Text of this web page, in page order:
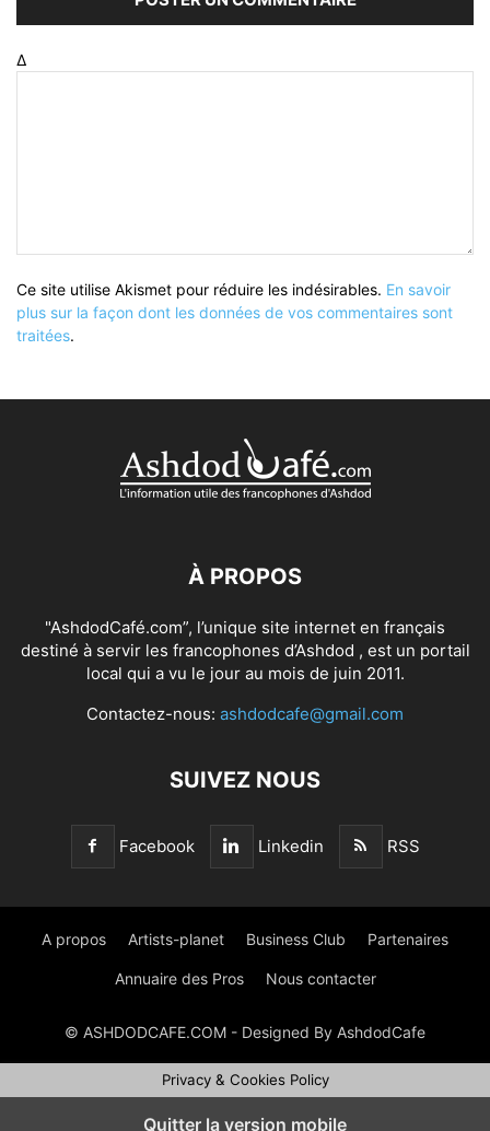
Δ
Ce site utilise Akismet pour réduire les indésirables. En savoir
plus sur la façon dont les données de vos commentaires sont
traitées.
À PROPOS
"AshdodCafé.com”, l’unique site internet en français
destiné à servir les francophones d’Ashdod , est un portail
local qui a vu le jour au mois de juin 2011.
Contactez-nous: ashdodcafe@gmail.com
SUIVEZ NOUS
Facebook Linkedin RSS
A propos Artists-planet Business Club Partenaires
Annuaire des Pros Nous contacter
© ASHDODCAFE.COM - Designed By AshdodCafe
Privacy & Cookies Policy
Quitter la version mobile